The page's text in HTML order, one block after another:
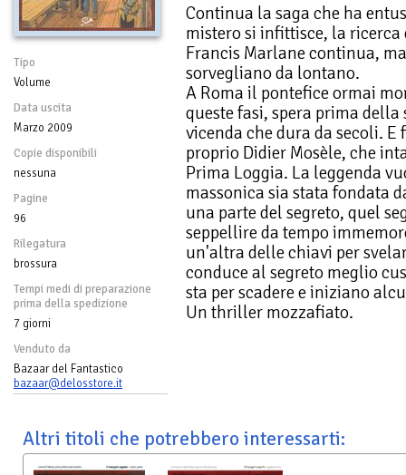
Tipo
Volume
Data uscita
Marzo 2009
Copie disponibili
nessuna
Pagine
96
Rilegatura
brossura
Tempi medi di preparazione
prima della spedizione
7 giorni
Venduto da
Bazaar del Fantastico
bazaar@delosstore.it
Continua la saga che ha
mistero si infittisce, la
Francis Marlane continua,
sorvegliano da lontano.
A Roma il pontefice ormai
queste fasi, spera prima
vicenda che dura da secoli.
proprio Didier Mosèle, che
Prima Loggia. La leggenda
massonica sia stata fondata
una parte del segreto, quel
seppellire da tempo
un'altra delle chiavi per
conduce al segreto meglio
sta per scadere e iniziano
Un thriller mozzafiato.
Altri titoli che potrebbero interessarti: